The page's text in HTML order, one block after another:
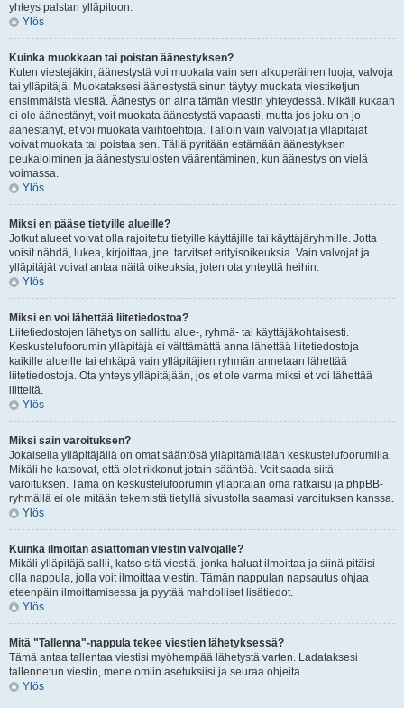
yhteys palstan ylläpitoon.
Ylös
Kuinka muokkaan tai poistan äänestyksen?
Kuten viestejäkin, äänestystä voi muokata vain sen alkuperäinen luoja, valvoja
tai ylläpitäjä. Muokataksesi äänestystä sinun täytyy muokata viestiketjun
ensimmäistä viestiä. Äänestys on aina tämän viestin yhteydessä. Mikäli kukaan
ei ole äänestänyt, voit muokata äänestystä vapaasti, mutta jos joku on jo
äänestänyt, et voi muokata vaihtoehtoja. Tällöin vain valvojat ja ylläpitäjät
voivat muokata tai poistaa sen. Tällä pyritään estämään äänestyksen
peukaloiminen ja äänestystulosten väärentäminen, kun äänestys on vielä
voimassa.
Ylös
Miksi en pääse tietyille alueille?
Jotkut alueet voivat olla rajoitettu tietyille käyttäjille tai käyttäjäryhmille. Jotta
voisit nähdä, lukea, kirjoittaa, jne. tarvitset erityisoikeuksia. Vain valvojat ja
ylläpitäjät voivat antaa näitä oikeuksia, joten ota yhteyttä heihin.
Ylös
Miksi en voi lähettää liitetiedostoa?
Liitetiedostojen lähetys on sallittu alue-, ryhmä- tai käyttäjäkohtaisesti.
Keskustelufoorumin ylläpitäjä ei välttämättä anna lähettää liitetiedostoja
kaikille alueille tai ehkäpä vain ylläpitäjien ryhmän annetaan lähettää
liitetiedostoja. Ota yhteys ylläpitäjään, jos et ole varma miksi et voi lähettää
liitteitä.
Ylös
Miksi sain varoituksen?
Jokaisella ylläpitäjällä on omat sääntösä ylläpitämällään keskustelufoorumilla.
Mikäli he katsovat, että olet rikkonut jotain sääntöä. Voit saada siitä
varoituksen. Tämä on keskustelufoorumin ylläpitäjän oma ratkaisu ja phpBB-
ryhmällä ei ole mitään tekemistä tietyllä sivustolla saamasi varoituksen kanssa.
Ylös
Kuinka ilmoitan asiattoman viestin valvojalle?
Mikäli ylläpitäjä sallii, katso sitä viestiä, jonka haluat ilmoittaa ja siinä pitäisi
olla nappula, jolla voit ilmoittaa viestin. Tämän nappulan napsautus ohjaa
eteenpäin ilmoittamisessa ja pyytää mahdolliset lisätiedot.
Ylös
Mitä "Tallenna"-nappula tekee viestien lähetyksessä?
Tämä antaa tallentaa viestisi myöhempää lähetystä varten. Ladataksesi
tallennetun viestin, mene omiin asetuksiisi ja seuraa ohjeita.
Ylös